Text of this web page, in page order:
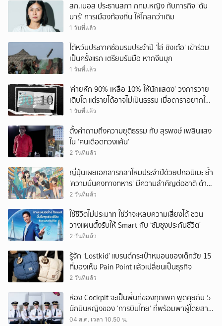
สก.เนอส ประธานสภา กทม.หญิง กับภารกิจ ‘ดัน
บาร์’ การเมืองท้องถิ่น ให้ไกลกว่าเดิม
1 วันที่แล้ว
ไต้หวันประกาศซ้อมรบประจำปี ‘ไล่ ชิงเต๋อ’ เข้าร่วม
เป็นครั้งแรก เตรียมรับมือ หากจีนบุก
1 วันที่แล้ว
‘ค่ายหัก 90% เหลือ 10% ให้นักแสดง’ วงการวาย
เติบโต แต่รายได้อาจไม่เป็นธรรม เมื่อดาราอยากให้มี
‘สัญญามาตรฐาน’
1 วันที่แล้ว
ตั้งคำถามถึงความยุติธรรม กับ สุรพงษ์ เพลินแสง
ใน ‘คนเดือดทวงแค้น’
2 วันที่แล้ว
ญี่ปุ่นเผยเอกสารกลาโหมประจำปีด้วยปกอนิเมะ ย้ำ
‘ความมั่นคงทางทหาร’ มีความสำคัญต่อชาติ ด้าน
จีนเตือน ขออย่าซ้ำรอยประวัติศาสตร์
2 วันที่แล้ว
ใช้ชีวิตไม่ประมาท ใช่ว่าจะหลบความเสี่ยงได้ ชวน
วางแผนตั้งรับให้ Smart กับ ‘ซัมซุงประกันชีวิต’
2 วันที่แล้ว
รู้จัก ‘Lostkid’ แบรนด์กระเป๋าหมอนของเด็กวัย 15
ที่มองเห็น Pain Point แล้วเปลี่ยนเป็นธุรกิจ
2 วันที่แล้ว
ห้อง Cockpit จะเป็นพื้นที่ของทุกเพศ พูดคุยกับ 5
นักบินหญิงของ ‘การบินไทย’ ที่พร้อมพาผู้โดยสาร
บินไปทั่วโลก
04 ส.ค. เวลา 10.50 น.